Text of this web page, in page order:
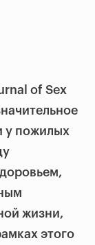
of Sex
у пожилых
жизни,
этого